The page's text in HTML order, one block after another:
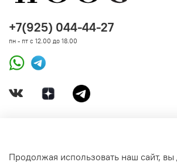
+7(925) 044-44-27
пн - пт с 12.00 до 18.00
Продолжая использовать наш сайт, вы